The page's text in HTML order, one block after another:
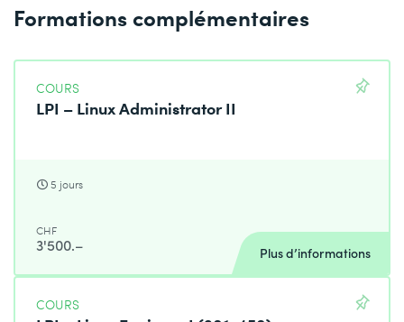
Formations complémentaires
COURS
LPI – Linux Administrator II
5 jours
CHF
3'500.– Plus d’informations
COURS